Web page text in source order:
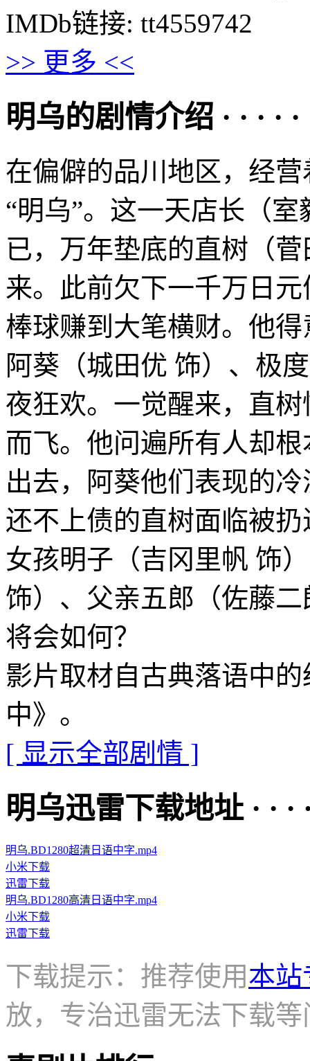
IMDb链接: tt4559742
>> 更多 <<
明乌的剧情介绍 · · · · ·
在偏僻的品川地区，经
“明乌”。这一天店长（
已，万年垫底的直树（
来。此前欠下一千万日
棒球赚到大笔横财。他
阿葵（城田优 饰）、极
夜狂欢。一觉醒来，直
而飞。他问遍所有人却
出去，阿葵他们表现的
还不上债的直树面临被
女孩明子（吉冈里帆 饰
饰）、父亲五郎（佐藤
将会如何？
影片取材自古典落语中
中》。
[ 显示全部剧情 ]
明乌迅雷下载地址 · · ·
明乌.BD1280超清日语中字.mp4
小米下载
迅雷下载
明乌.BD1280高清日语中字.mp4
小米下载
迅雷下载
下载提示：推荐使用本站
放，专治迅雷无法下载等